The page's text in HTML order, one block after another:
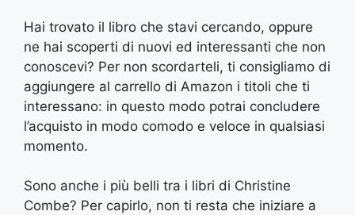
Hai trovato il libro che stavi cercando, oppure
ne hai scoperti di nuovi ed interessanti che non
conoscevi? Per non scordarteli, ti consigliamo di
aggiungere al carrello di Amazon i titoli che ti
interessano: in questo modo potrai concludere
l’acquisto in modo comodo e veloce in qualsiasi
momento.
Sono anche i più belli tra i libri di Christine
Combe? Per capirlo, non ti resta che iniziare a